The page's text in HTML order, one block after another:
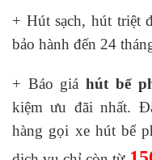
+ Hút sạch, hút triệt
bảo hành đến 24
+ Báo giáhút bể
kiệm ưu đãi nhất.
hàng gọi xe hút bể